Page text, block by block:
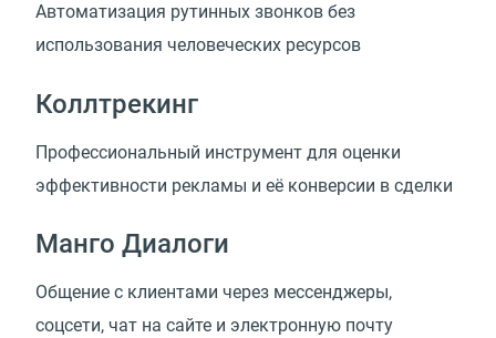
Автоматизация рутинных звонков без
использования человеческих ресурсов
Коллтрекинг
Профессиональный инструмент для оценки
эффективности рекламы и её конверсии в сделки
Манго Диалоги
Общение с клиентами через мессенджеры,
соцсети, чат на сайте и электронную почту